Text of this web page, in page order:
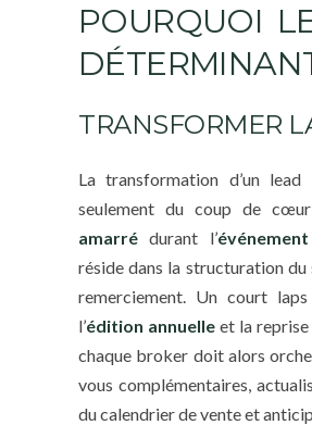
POURQUOI
TRANSFORMER
La transformation d’un
seulement du coup de
amarré durant l’
réside dans la structuration
remerciement. Un court
l’édition annuelle et la
chaque broker doit alors
vous complémentaires,
du calendrier de vente et